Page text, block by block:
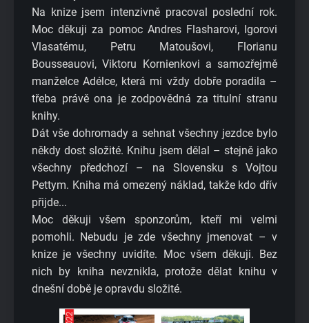
Na knize jsem intenzivně pracoval poslední rok.
Moc děkuji za pomoc Andres Flasharovi, Igorovi
Vlasatému, Petru Matoušovi, Florianu
Bousseauovi, Viktoru Kornienkovi a samozřejmě
manželce Adélce, která mi vždy dobře poradila –
třeba právě ona je zodpovědná za titulní stranu
knihy.
Dát vše dohromady a sehnat všechny jezdce bylo
někdy dost složité. Knihu jsem dělal – stejně jako
všechny předchozí – na Slovensku s Vojtou
Pettym. Kniha má omezený náklad, takže kdo dřív
přijde...
Moc děkuji všem sponzorům, kteří mi velmi
pomohli. Nebudu je zde všechny jmenovat – v
knize je všechny uvidíte. Moc všem děkuji. Bez
nich by kniha nevznikla, protože dělat knihu v
dnešní době je opravdu složité.